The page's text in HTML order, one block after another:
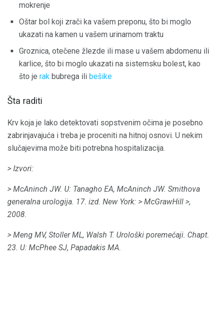
mokrenje
Oštar bol koji zrači ka vašem preponu, što bi moglo
ukazati na kamen u vašem urinarnom traktu
Groznica, otečene žlezde ili mase u vašem abdomenu ili
karlice, što bi moglo ukazati na sistemsku bolest, kao
što je rak bubrega ili bešike
Šta raditi
Krv koja je lako detektovati sopstvenim očima je posebno
zabrinjavajuća i treba je proceniti na hitnoj osnovi. U nekim
slučajevima može biti potrebna hospitalizacija.
> Izvori:
> McAninch JW. U: Tanagho EA, McAninch JW. Smithova
generalna urologija. 17. izd. New York: > McGrawHill >,
2008.
> Meng MV, Stoller ML, Walsh T. Urološki poremećaji. Chapt.
23. U: McPhee SJ, Papadakis MA.